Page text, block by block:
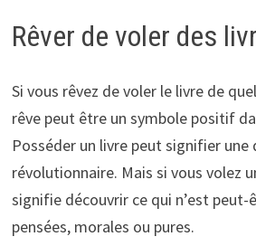
Rêver de voler des
Si vous rêvez de voler le livre de
rêve peut être un symbole positif
Posséder un livre peut signifier une
révolutionnaire. Mais si vous volez
signifie découvrir ce qui n’est peut-
pensées, morales ou pures.